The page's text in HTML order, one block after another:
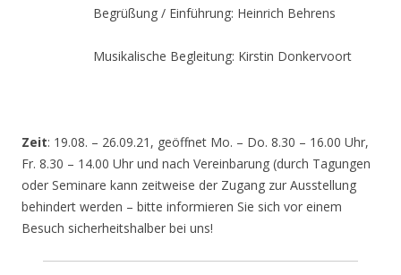
Begrüßung / Einführung: Heinrich Behrens
Musikalische Begleitung: Kirstin Donkervoort
Zeit: 19.08. – 26.09.21, geöffnet Mo. – Do. 8.30 – 16.00 Uhr,
Fr. 8.30 – 14.00 Uhr und nach Vereinbarung (durch Tagungen
oder Seminare kann zeitweise der Zugang zur Ausstellung
behindert werden – bitte informieren Sie sich vor einem
Besuch sicherheitshalber bei uns!